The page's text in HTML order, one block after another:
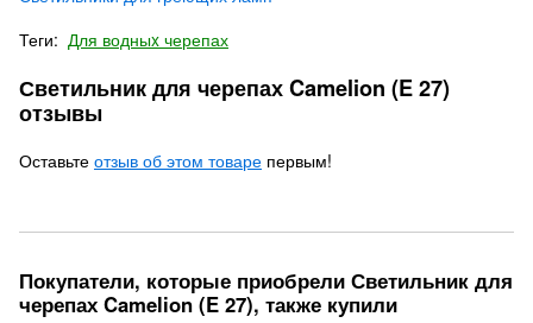
Теги: Для водныx черепах
Светильник для черепах Camelion (E 27)
отзывы
Оставьте отзыв об этом товаре первым!
Покупатели, которые приобрели Светильник для
черепах Camelion (E 27), также купили